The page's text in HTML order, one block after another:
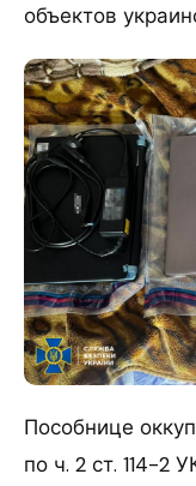
объектов
Пособнице
по ч. 2 ст. 114-2